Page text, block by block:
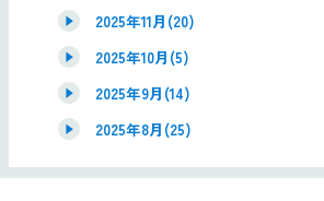
2025年11月(20)
2025年10月(5)
2025年9月(14)
2025年8月(25)